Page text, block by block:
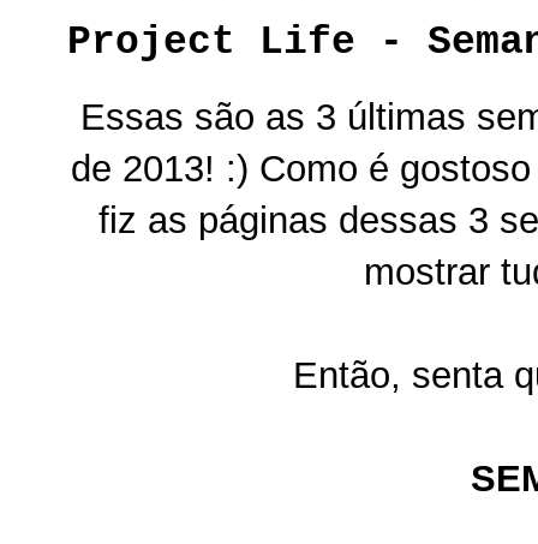
Project Life -
Essas são as 3 últimas
de 2013! :) Como é
fiz as páginas dessas 3
mostrar
Então, senta